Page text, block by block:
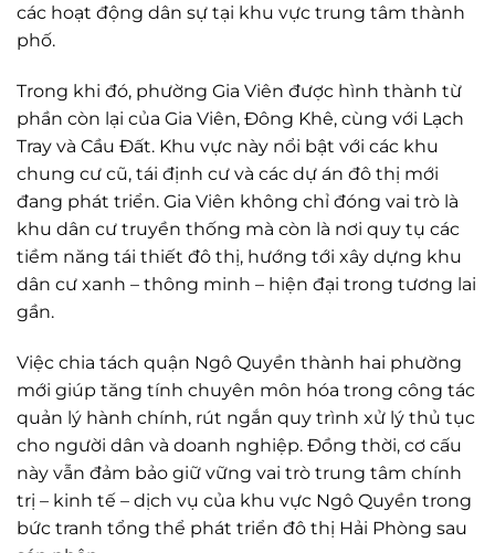
các hoạt động dân sự tại khu vực trung tâm thành
phố.
Trong khi đó, phường Gia Viên được hình thành từ
phần còn lại của Gia Viên, Đông Khê, cùng với Lạch
Tray và Cầu Đất. Khu vực này nổi bật với các khu
chung cư cũ, tái định cư và các dự án đô thị mới
đang phát triển. Gia Viên không chỉ đóng vai trò là
khu dân cư truyền thống mà còn là nơi quy tụ các
tiềm năng tái thiết đô thị, hướng tới xây dựng khu
dân cư xanh – thông minh – hiện đại trong tương lai
gần.
Việc chia tách quận Ngô Quyền thành hai phường
mới giúp tăng tính chuyên môn hóa trong công tác
quản lý hành chính, rút ngắn quy trình xử lý thủ tục
cho người dân và doanh nghiệp. Đồng thời, cơ cấu
này vẫn đảm bảo giữ vững vai trò trung tâm chính
trị – kinh tế – dịch vụ của khu vực Ngô Quyền trong
bức tranh tổng thể phát triển đô thị Hải Phòng sau